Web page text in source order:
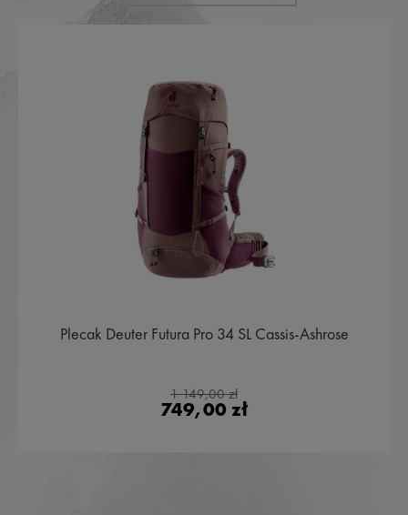
Plecak Deuter Futura Pro 34 SL Cassis-Ashrose
1 149,00 zł
749,00 zł